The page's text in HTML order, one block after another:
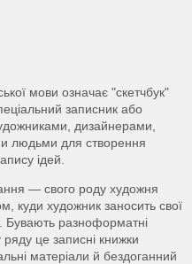
мови означає "скетчбук"
записник або
дизайнерами,
людьми для створення
ідей.
— свого роду художня
куди художник заносить свої
Бувають разноформатні
це записні книжки
матеріали й бездоганний